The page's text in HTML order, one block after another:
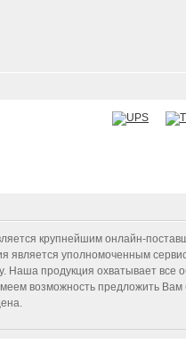
крупнейшим онлайн-
является уполномоченным
Наша продукция охватывает
возможность предложить Вам